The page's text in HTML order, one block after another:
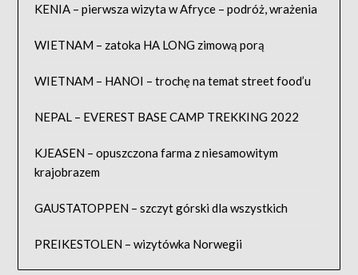
KENIA – pierwsza wizyta w Afryce – podróż, wrażenia
WIETNAM – zatoka HA LONG zimową porą
WIETNAM – HANOI – trochę na temat street food’u
NEPAL – EVEREST BASE CAMP TREKKING 2022
KJEASEN – opuszczona farma z niesamowitym
krajobrazem
GAUSTATOPPEN – szczyt górski dla wszystkich
PREIKESTOLEN – wizytówka Norwegii